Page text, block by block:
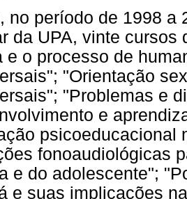
no período de 1998 a
da UPA, vinte cursos
e o processo de
"Orientação
"Problemas e
e
psicoeducacional
fonoaudiológicas
e do adolescente";
e suas implicações